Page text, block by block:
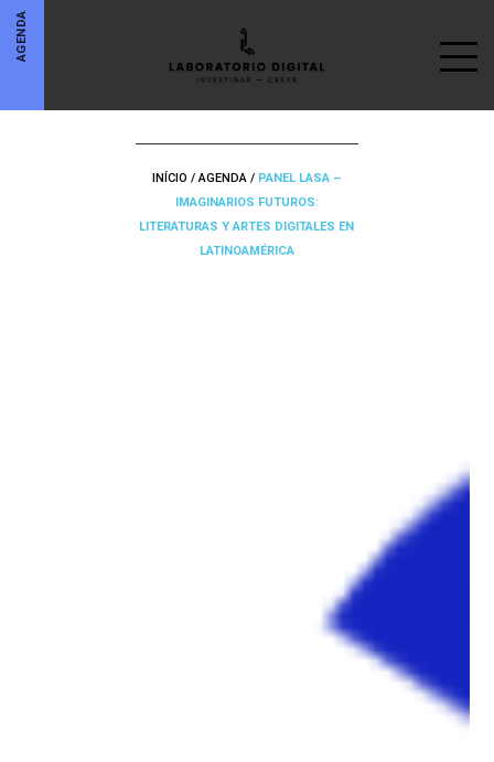
AGENDA
INÍCIO /AGENDA/ PANEL LASA –
IMAGINARIOS FUTUROS:
LITERATURAS Y ARTES DIGITALES EN
LATINOAMÉRICA